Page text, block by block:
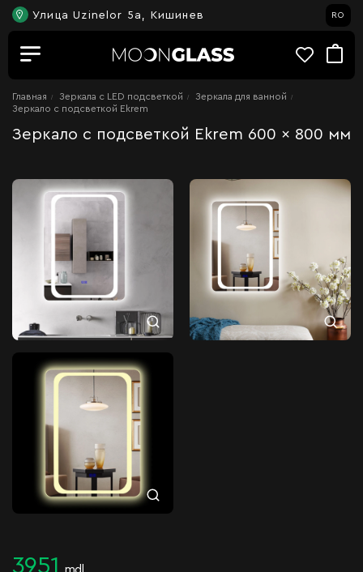
Улица Uzinelor 5a, Кишинев RO
Главная Зеркала c LED подсветкой
Зеркала для ванной
Зеркало с подсветкой Ekrem
Зеркало с подсветкой Ekrem 600 x 800 мм
3951 mdl